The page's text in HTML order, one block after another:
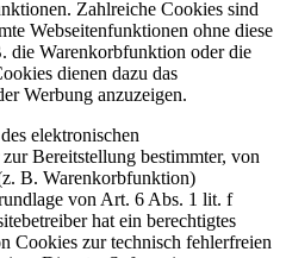
Zahlreiche Cookies sind
Webseitenfunktionen ohne diese
die Warenkorbfunktion oder die
dienen dazu das
Werbung anzuzeigen.
elektronischen
Bereitstellung bestimmter, von
B. Warenkorbfunktion)
von Art. 6 Abs. 1 lit. f
hat ein berechtigtes
Cookies zur technisch fehlerfreien